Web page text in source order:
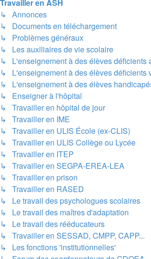
Travailler en ASH
↳ Annonces
↳ Documents en téléchargement
↳ Problèmes généraux
↳ Les auxiliaires de vie scolaire
↳ L'enseignement à des élèves déficients
↳ L'enseignement à des élèves déficients
↳ L'enseignement à des élèves
↳ Enseigner à l'hôpital
↳ Travailler en hôpital de jour
↳ Travailler en IME
↳ Travailler en ULIS École (ex-CLIS)
↳ Travailler en ULIS Collège ou Lycée
↳ Travailler en ITEP
↳ Travailler en SEGPA-EREA-LEA
↳ Travailler en prison
↳ Travailler en RASED
↳ Le travail des psychologues scolaires
↳ Le travail des maîtres d'adaptation
↳ Le travail des rééducateurs
↳ Travailler en SESSAD, CMPP, CAPP...
↳ Les fonctions 'institutionnelles'